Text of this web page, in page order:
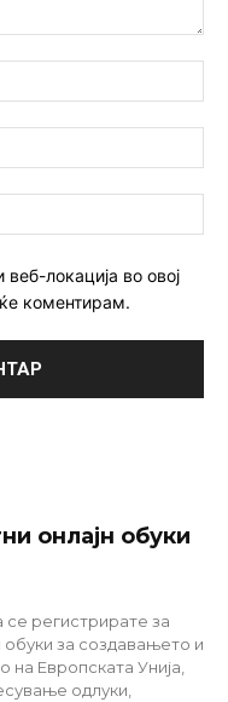
локација во овој
коментирам.
онлајн обуки
регистрирате за
обуки за создавањето и
Европската Унија,
одлуки,